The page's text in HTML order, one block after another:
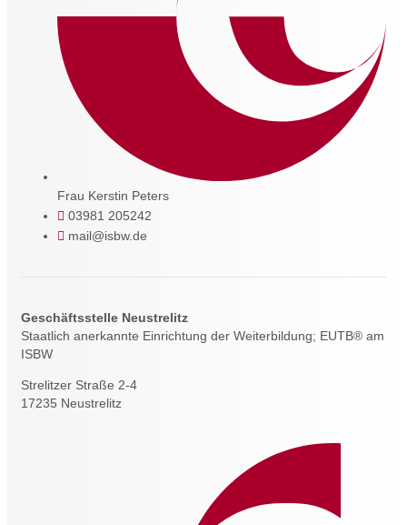
Frau Kerstin Peters
03981 205242
mail@isbw.de
Geschäftsstelle Neustrelitz
Staatlich anerkannte Einrichtung der Weiterbildung; EUTB® am
ISBW
Strelitzer Straße 2-4
17235 Neustrelitz